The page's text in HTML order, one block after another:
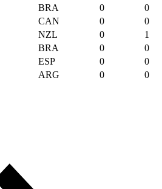
BRA 0
0
CAN 0
0
NZL 0
1
BRA 0
0
ESP 0
0
ARG 0
0